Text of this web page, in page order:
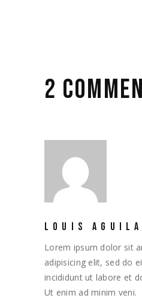
2
LOUIS
Lorem ipsum dolor sit
adipisicing elit, sed do
incididunt ut labore et
Ut enim ad minim veni.